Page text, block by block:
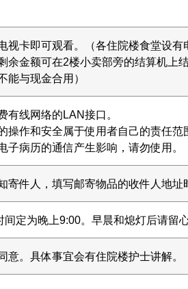
视卡即可观看。（各住院楼食堂设
余金额可在2楼小卖部旁的结算机上
能与现金合用）
有线网络的LAN接口。
操作和安全属于使用者自己的责任
病历的通信产生影响，请勿使用。
寄件人，填写邮寄物品的收件人地址
定为晚上9:00。早晨和熄灯后请留
意。具体事宜会有住院楼护士讲解。